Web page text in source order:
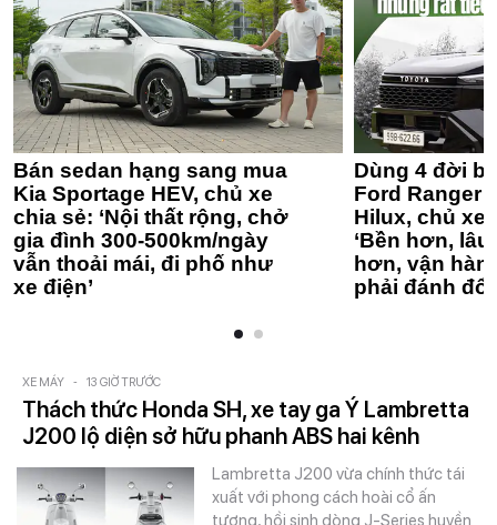
Bán sedan hạng sang mua
Kia Sportage HEV, chủ xe
chia sẻ: ‘Nội thất rộng, chở
gia đình 300-500km/ngày
vẫn thoải mái, đi phố như
xe điện’
Dùng 4 đời
Ford Ranger
Hilux, chủ xe
‘Bền hơn,
hơn, vận
phải đánh
XE MÁY - 13 GIỜ TRƯỚC
Thách thức Honda SH, xe tay ga Ý Lambretta
J200 lộ diện sở hữu phanh ABS hai kênh
Lambretta J200 vừa chính thức tái
xuất với phong cách hoài cổ ấn
tượng, hồi sinh dòng J-Series huyền